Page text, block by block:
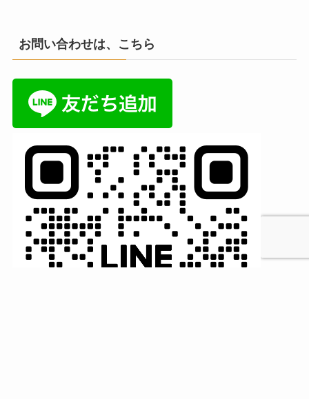
お問い合わせは、こちら